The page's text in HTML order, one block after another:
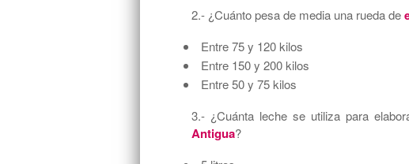
2.- ¿Cuánto pesa de media una rueda de
Entre 75 y 120 kilos
Entre 150 y 200 kilos
Entre 50 y 75 kilos
3.- ¿Cuánta leche se utiliza para
Antigua?